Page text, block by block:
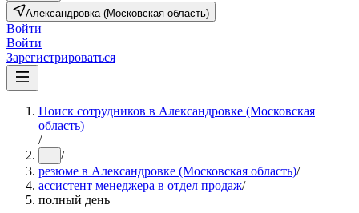
Александровка (Московская область)
Войти
Войти
Зарегистрироваться
Поиск сотрудников в Александровке (Московская
область)
/
... /
резюме в Александровке (Московская область)/
ассистент менеджера в отдел продаж/
полный день